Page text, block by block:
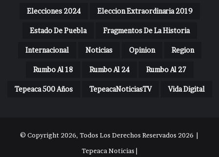
Elecciones 2024 Eleccion Extraordinaria 2019
Estado De Puebla Fragmentos De La Historia
Internacional Noticias Opinion Region
Rumbo Al 18 Rumbo Al 24 Rumbo Al 27
Tepeaca 500 Años TepeacaNoticiasTV Vida Digital
© Copyright 2026, Todos Los Derechos Reservados 2026 |
Tepeaca Noticias |